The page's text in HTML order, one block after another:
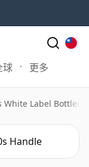
球 更多
White Label Bottled